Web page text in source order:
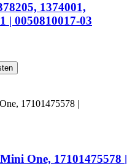
1374001,
| 0050810017-03
One, 17101475578 |